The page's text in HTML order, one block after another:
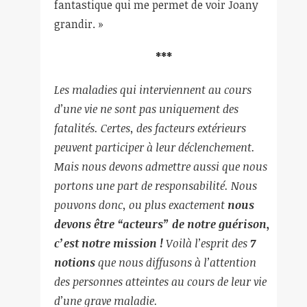
fantastique qui me permet de voir Joany
grandir. »
***
Les maladies qui interviennent au cours
d’une vie ne sont pas uniquement des
fatalités. Certes, des facteurs extérieurs
peuvent participer à leur déclenchement.
Mais nous devons admettre aussi que nous
portons une part de responsabilité. Nous
pouvons donc, ou plus exactement nous
devons être “acteurs” de notre guérison,
c’est notre mission !Voilà l’espritdes 7
notionsque nous diffusons à l’attention
des personnes atteintes au cours de leur vie
d’une grave maladie.